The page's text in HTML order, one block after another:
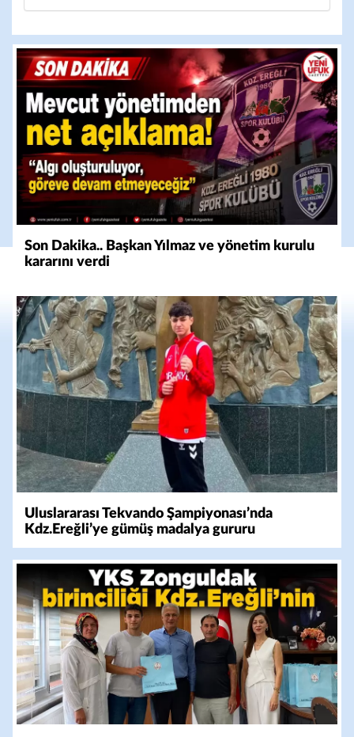
Son Dakika.. Başkan Yılmaz ve yönetim kurulu
kararını verdi
Uluslararası Tekvando Şampiyonası’nda
Kdz.Ereğli’ye gümüş madalya gururu